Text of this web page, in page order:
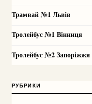
Трамвай №1 Львів
Тролейбус №1 Вінниця
Тролейбус №2 Запоріжжя
РУБРИКИ